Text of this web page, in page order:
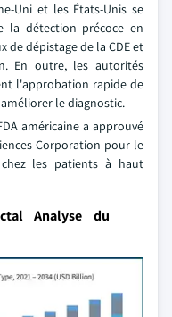
Uni et les États-Unis se
la détection précoce en
de dépistage de la CDE et
En outre, les autorités
l'approbation rapide de
le diagnostic.
américaine a approuvé
Corporation pour le
les patients à haut
Analyse du